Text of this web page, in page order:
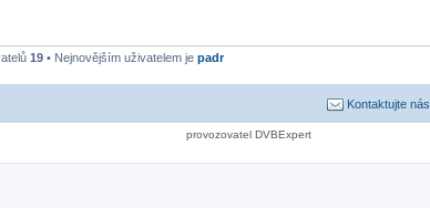
19 • Nejnovějším uživatelem je padr
Kontaktujte nás
provozovatel DVBExpert